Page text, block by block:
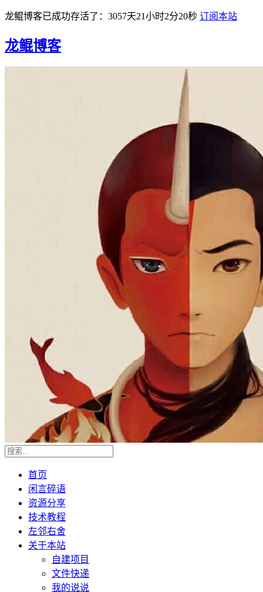
龙鲲博客已成功存活了：3057天21小时2分20秒 订阅本站
龙鲲博客
首页
闲言碎语
资源分享
技术教程
左邻右舍
关于本站
自建项目
文件快递
我的说说